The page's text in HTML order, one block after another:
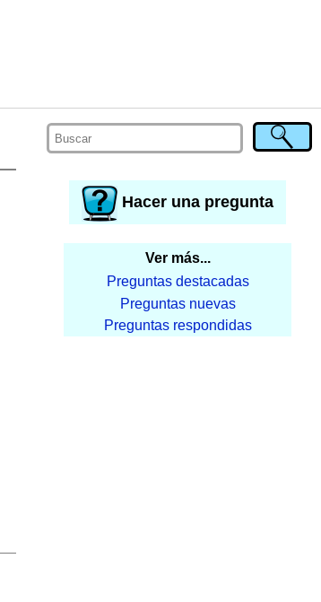
Hacer una pregunta
Ver más...
Preguntas destacadas
Preguntas nuevas
Preguntas respondidas